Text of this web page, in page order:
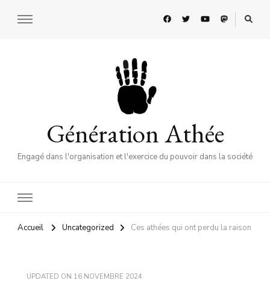
Génération Athée
Engagé dans l'organisation et l'exercice du pouvoir dans la société
Accueil Uncategorized Ces athées qui ont perdu la raison
UPDATED ON 16 NOVEMBRE 2024